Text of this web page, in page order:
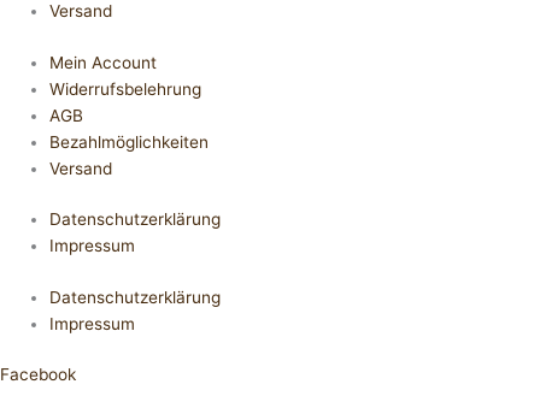
Versand
Mein Account
Widerrufsbelehrung
AGB
Bezahlmöglichkeiten
Versand
Datenschutzerklärung
Impressum
Datenschutzerklärung
Impressum
Facebook